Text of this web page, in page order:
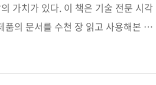
가치가 있다. 이 책은 기술 전문 시각
의 문서를 수천 장 읽고 사용해본 경
. 스토리지와 같은 기본 IT 운영부터